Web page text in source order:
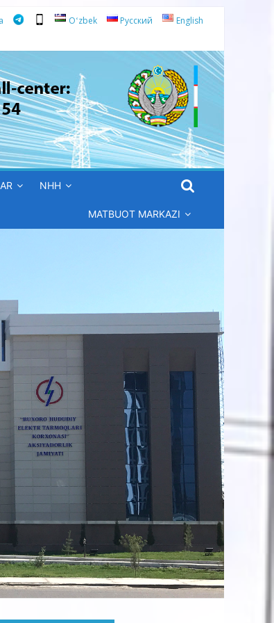
Oʻzbek Русский English
NHH
MATBUOT MARKAZI